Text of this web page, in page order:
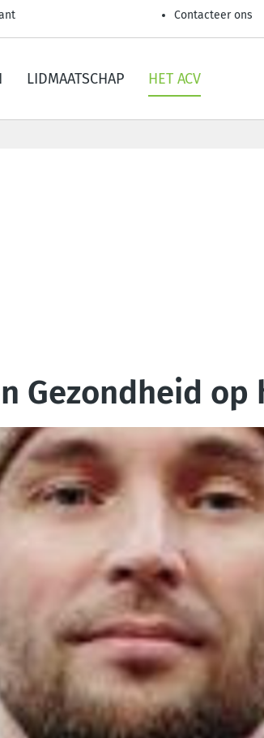
Contacteer ons
LIDMAATSCHAP HET ACV
Gezondheid